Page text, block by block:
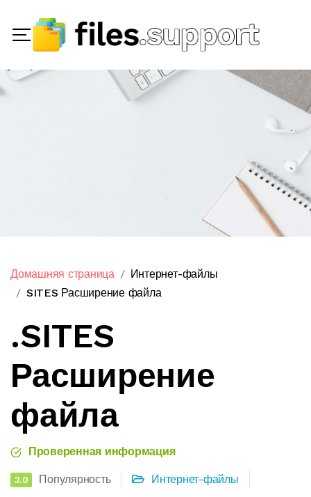
Домашняя страница
Интернет-файлы
SITES Расширение файла
.SITES
Расширение
файла
Проверенная информация
3.0 Популярность Интернет-файлы